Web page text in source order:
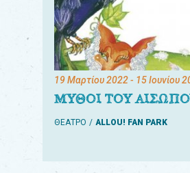
19 Μαρτίου 2022- 15 Ιουνίου
ΜΥΘΟΙ ΤΟΥ
ΘΕΑΤΡΟ ALLOU! FAN PARK